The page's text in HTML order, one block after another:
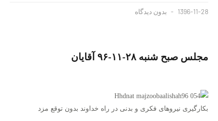
1396-11-28 بدون دیدگاه
مجلس صبح شنبه ۲۸-۱۱-۹۶ آقایان
بکارگیری نیروهای فکری و بدنی در راه خداوند بدون توقع مزد